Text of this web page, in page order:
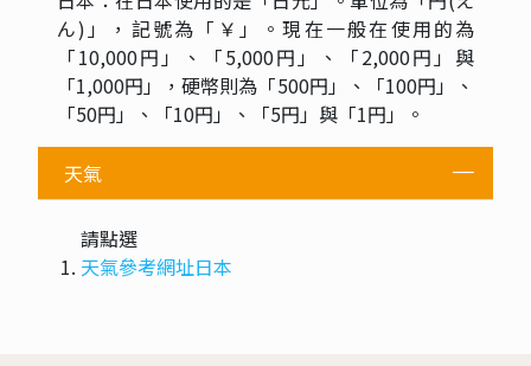
ん)」，記號為「￥」。現在一般在使用的為
「10,000円」、「5,000円」、「2,000円」與
「1,000円」，硬幣則為「500円」、「100円」、
「50円」、「10円」、「5円」與「1円」。
天氣
請點選
天氣參考網址日本